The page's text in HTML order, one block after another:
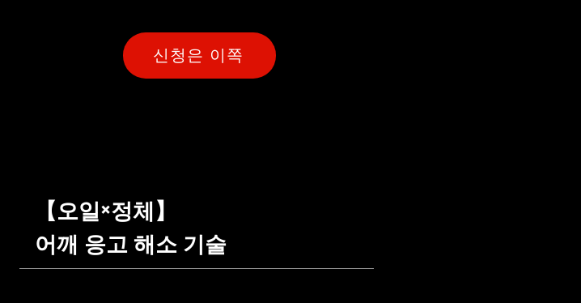
신청은 이쪽
【오일×정체】
어깨 응고 해소 기술